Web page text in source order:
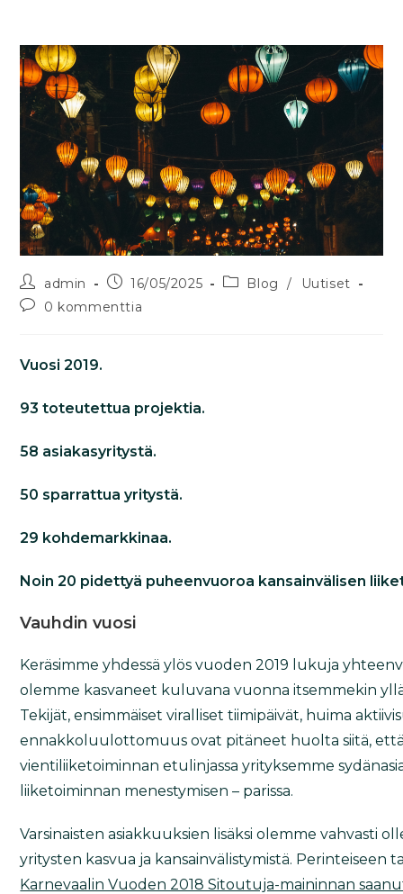
admin 16/05/2025 Blog /
Uutiset
0 kommenttia
Vuosi 2019.
93 toteutettua projektia.
58 asiakasyritystä.
50 sparrattua yritystä.
29 kohdemarkkinaa.
Noin 20 pidettyä puheenvuoroa kansainvälisen
Vauhdin vuosi
Keräsimme yhdessä ylös vuoden 2019 lukuja
olemme kasvaneet kuluvana vuonna itsemmekin
Tekijät, ensimmäiset viralliset tiimipäivät, huima
ennakkoluulottomuus ovat pitäneet huolta siitä,
vientiliiketoiminnan etulinjassa yrityksemme
liiketoiminnan menestymisen – parissa.
Varsinaisten asiakkuuksien lisäksi olemme vahvasti
yritysten kasvua ja kansainvälistymistä. Perinteiseen
Karnevaalin Vuoden 2018 Sitoutuja-maininnan